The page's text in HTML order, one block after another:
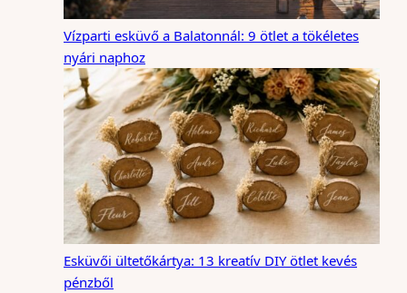
Vízparti esküvő a Balatonnál: 9 ötlet a tökéletes
nyári naphoz
Esküvői ültetőkártya: 13 kreatív DIY ötlet kevés
pénzből